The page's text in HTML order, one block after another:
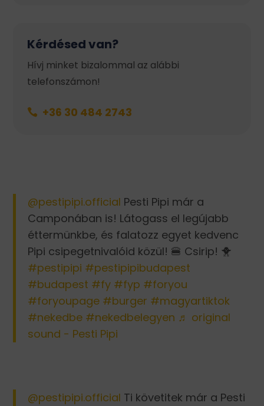
Kérdésed van?
Hívj minket bizalommal az alábbi
telefonszámon!
 +36 30 484 2743
@pestipipi.official Pesti Pipi már a
Camponában is! Látogass el legújabb
éttermünkbe, és falatozz egyet kedvenc
Pipi csipegetnivalóid közül! 🍔 Csirip! 🐥
#pestipipi #pestipipibudapest
#budapest #fy #fyp #foryou
#foryoupage #burger #magyartiktok
#nekedbe #nekedbelegyen ♬ original
sound - Pesti Pipi
@pestipipi.official Ti követitek már a Pesti